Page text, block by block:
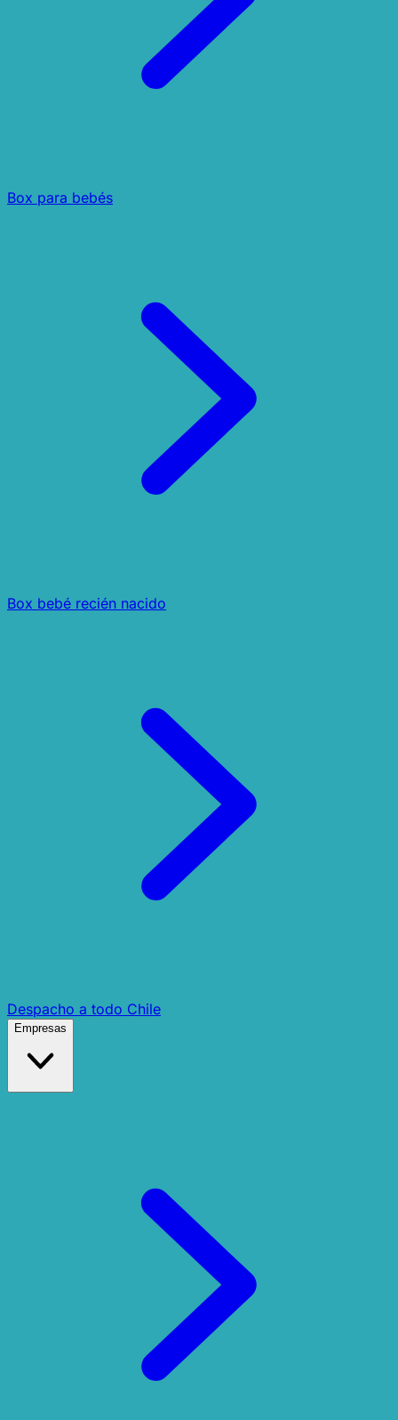
Box para bebés
Box bebé recién nacido
Despacho a todo Chile
Empresas